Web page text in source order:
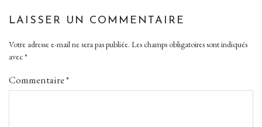
LAISSER UN COMMENTAIRE
Votre adresse e-mail ne sera pas publiée. Les champs obligatoires sont indiqués
avec*
Commentaire*